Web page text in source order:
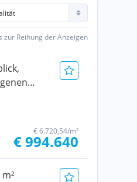
zur Reihung der Anzeigen
€ 6.720,54/m²
€ 994.640